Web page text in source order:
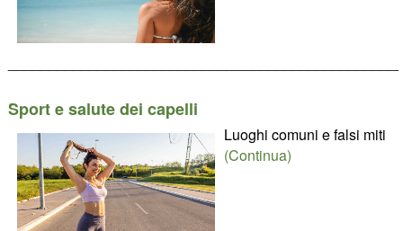
Sport e salute dei capelli
Luoghi comuni e falsi miti
(Continua)